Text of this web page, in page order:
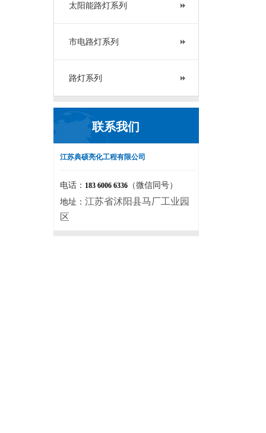
太阳能路灯系列
市电路灯系列
路灯系列
联系我们
江苏典硕亮化工程有限公司
电话： 183 6006 6336 （微信同号）
地址： 江苏省沭阳县马厂工业园
区